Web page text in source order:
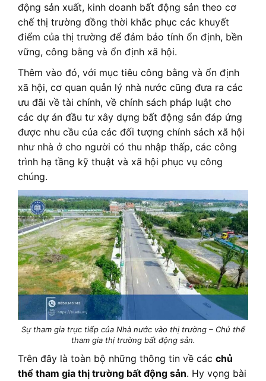
động sản xuất, kinh doanh bất động sản theo cơ
chế thị trường đồng thời khắc phục các khuyết
điểm của thị trường để đảm bảo tính ổn định, bền
vững, công bằng và ổn định xã hội.
Thêm vào đó, với mục tiêu công bằng và ổn định
xã hội, cơ quan quản lý nhà nước cũng đưa ra các
ưu đãi về tài chính, về chính sách pháp luật cho
các dự án đầu tư xây dựng bất động sản đáp ứng
được nhu cầu của các đối tượng chính sách xã hội
như nhà ở cho người có thu nhập thấp, các công
trình hạ tầng kỹ thuật và xã hội phục vụ công
chúng.
Sự tham gia trực tiếp của Nhà nước vào thị trường – Chủ thể
tham gia thị trường bất động sản.
Trên đây là toàn bộ những thông tin về các chủ
thể tham gia thị trường bất động sản. Hy vọng bài